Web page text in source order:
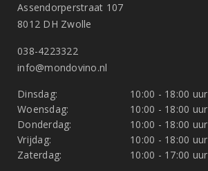
Assendorperstraat 107
8012 DH Zwolle
038-4223322
info@mondovino.nl
Dinsdag:
10:00 - 18:00 uur
Woensdag:
10:00 - 18:00 uur
Donderdag:
10:00 - 18:00 uur
Vrijdag:
10:00 - 18:00 uur
Zaterdag:
10:00 - 17:00 uur